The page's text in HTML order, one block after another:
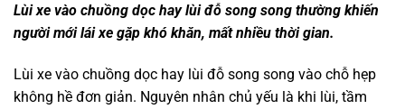
Lùi xe vào chuồng dọc hay lùi đỗ song song thường khiến
người mới lái xe gặp khó khăn, mất nhiều thời gian.
Lùi xe vào chuồng dọc hay lùi đỗ song song vào chỗ hẹp
không hề đơn giản. Nguyên nhân chủ yếu là khi lùi, tầm